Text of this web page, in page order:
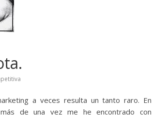
a veces resulta un tanto raro. En
de una vez me he encontrado con